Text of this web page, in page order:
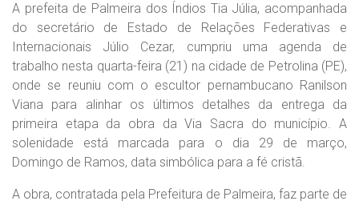
A prefeita de Palmeira dos Índios Tia Júlia, acompanhada
do secretário de Estado de Relações Federativas e
Internacionais Júlio Cezar, cumpriu uma agenda de
trabalho nesta quarta-feira (21) na cidade de Petrolina (PE),
onde se reuniu com o escultor pernambucano Ranilson
Viana para alinhar os últimos detalhes da entrega da
primeira etapa da obra da Via Sacra do município. A
solenidade está marcada para o dia 29 de março,
Domingo de Ramos, data simbólica para a fé cristã.
A obra, contratada pela Prefeitura de Palmeira, faz parte de